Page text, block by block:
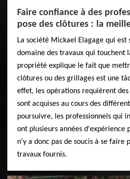
Faire confiance à des
pose des clôtures : la
La société Mickael Elagage qui est
domaine des travaux qui touchent
propriété explique le fait que
clôtures ou des grillages est une
effet, les opérations requièrent des
sont acquises au cours des
poursuivre, les professionnels qui
ont plusieurs années d'expérience
n'y a donc pas de soucis à se faire
travaux fournis.